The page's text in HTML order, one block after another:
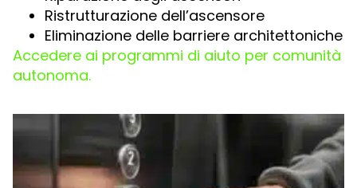
Ristrutturazione dell’ascensore
Eliminazione delle barriere architettoniche
Accedere ai programmi di aiuto per comunità
autonoma.